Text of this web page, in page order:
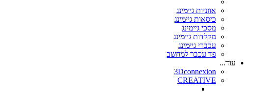
אוזניות גיימינג
כיסאות גיימינג
מסכי גיימינג
מקלדות גיימינג
עכברי גיימינג
פד עכבר למחשב
עוד...
3Dconnexion
CREATIVE